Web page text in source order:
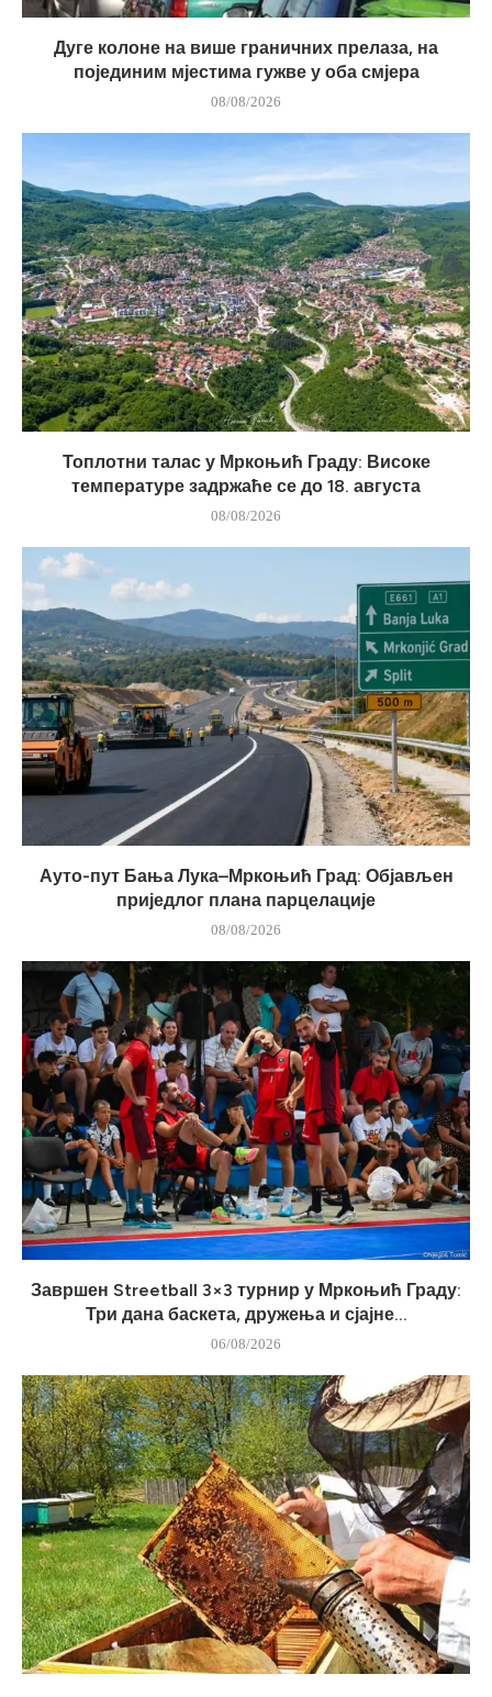
Дуге колоне на више граничних прелаза, на
појединим мјестима гужве у оба смјера
08/08/2026
Топлотни талас у Мркоњић Граду: Високе
температуре задржаће се до 18. августа
08/08/2026
Ауто-пут Бања Лука–Мркоњић Град: Објављен
приједлог плана парцелације
08/08/2026
Завршен Streetball 3×3 турнир у Мркоњић Граду:
Три дана баскета, дружења и сјајне...
06/08/2026